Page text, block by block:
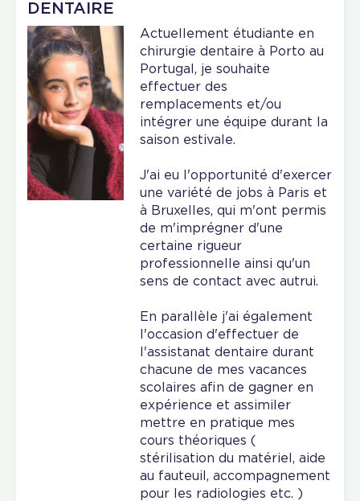
DENTAIRE
Actuellement étudiante en
chirurgie dentaire à Porto au
Portugal, je souhaite
effectuer des
remplacements et/ou
intégrer une équipe durant la
saison estivale.
J'ai eu l'opportunité d'exercer
une variété de jobs à Paris et
à Bruxelles, qui m'ont permis
de m'imprégner d'une
certaine rigueur
professionnelle ainsi qu'un
sens de contact avec autrui.
En parallèle j'ai également
l'occasion d'effectuer de
l'assistanat dentaire durant
chacune de mes vacances
scolaires afin de gagner en
expérience et assimiler
mettre en pratique mes
cours théoriques (
stérilisation du matériel, aide
au fauteuil, accompagnement
pour les radiologies etc. )